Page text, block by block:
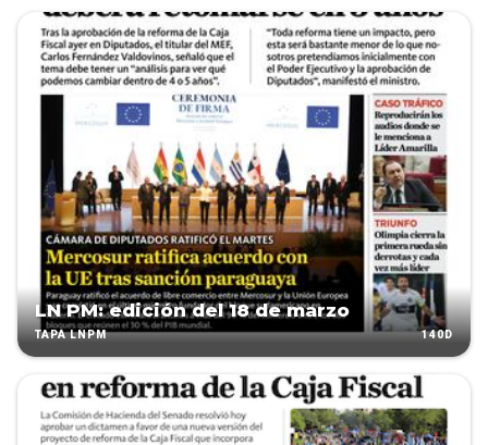
LN PM: edición del 18 de marzo
TAPA LNPM 140D